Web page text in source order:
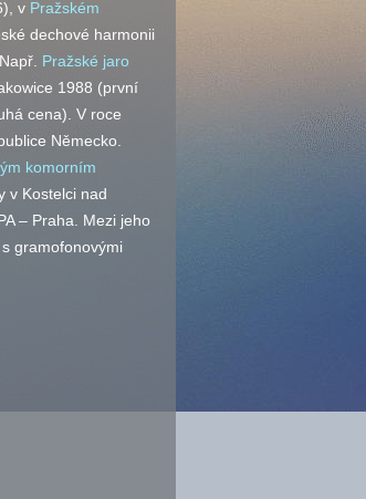
v Pražském
dechové harmonii
Pražské jaro
1988 (první
cena). V roce
Německo.
komorním
v Kostelci nad
– Praha. Mezi jeho
gramofonovými